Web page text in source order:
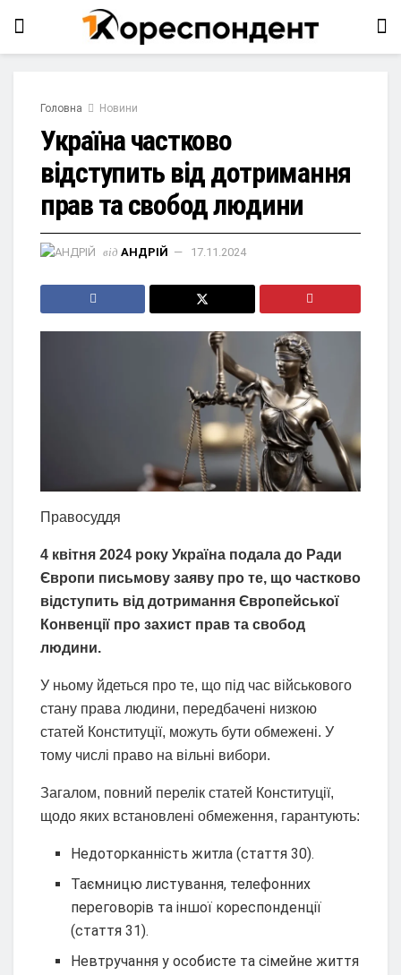
Головна Новини
Україна частково
відступить від дотримання
прав та свобод людини
від АНДРІЙ 17.11.2024
Правосуддя
4 квітня 2024 року Україна подала до Ради
Європи письмову заяву про те, що частково
відступить від дотримання Європейської
Конвенції про захист прав та свобод
людини.
У ньому йдеться про те, що під час військового
стану права людини, передбачені низкою
статей Конституції, можуть бути обмежені. У
тому числі право на вільні вибори.
Загалом, повний перелік статей Конституції,
щодо яких встановлені обмеження, гарантують:
Недоторканність житла (стаття 30).
Таємницю листування, телефонних
переговорів та іншої кореспонденції
(стаття 31).
Невтручання у особисте та сімейне життя